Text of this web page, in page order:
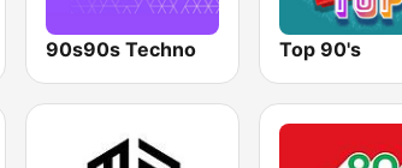
90s90s Techno Top 90's